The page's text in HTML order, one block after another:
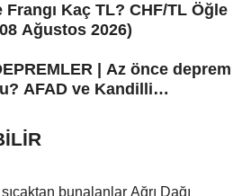
Frangı Kaç TL? CHF/TL Öğle
Ağustos 2026)
| Az önce deprem
AFAD ve Kandilli
sıcaktan bunalanlar Ağrı Dağı